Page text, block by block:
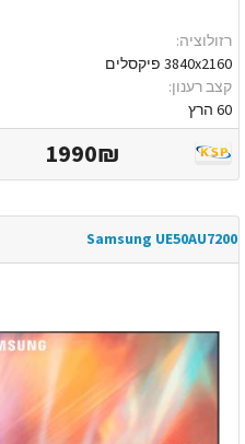
רזולוציה:
3840x2160 פיקסלים
קצב רענון:
60 הרץ
1990₪
Samsung UE50AU7200